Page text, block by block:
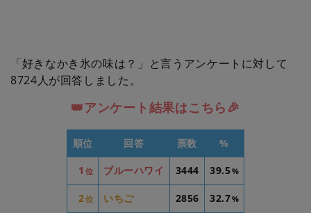
「好きなかき氷の味は？」と言うアンケートに対して
8724人が回答しました。
👑アンケート結果はこちら🎉
順位 回答 票数 %
1 位 ブルーハワイ 3444 39.5%
2位 いちご 2856 32.7%